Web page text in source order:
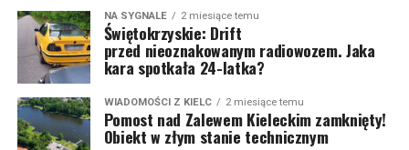
NA SYGNALE 2 miesiące temu
Świętokrzyskie: Drift
przed nieoznakowanym radiowozem. Jaka
kara spotkała 24-latka?
WIADOMOŚCI Z KIELC 2 miesiące temu
Pomost nad Zalewem Kieleckim zamknięty!
Obiekt w złym stanie technicznym